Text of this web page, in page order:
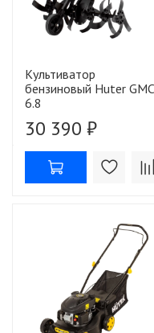
Культиватор
бензиновый Huter
6.8
30 390 ₽